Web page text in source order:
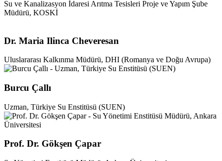
Su ve Kanalizasyon İdaresi Arıtma Tesisleri Proje ve Yapım Şube
Müdürü, KOSKİ
Dr. Maria Ilinca Cheveresan
Uluslararası Kalkınma Müdürü, DHI (Romanya ve Doğu Avrupa)
Burcu Çallı
Uzman, Türkiye Su Enstitüsü (SUEN)
Prof. Dr. Gökşen Çapar